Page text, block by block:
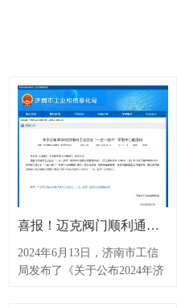
网络化、智能化转型升级，实
现高质量发展的重要举措。迈
克阀门将持续深化智能化改
造，提升生产效率和产品质
量，以更加开放的姿态迎接挑
战，不断探索智能制造的新境
界，…
喜报！迈克阀门顺利通过2024年济南市工业企业“一企一技术”研发中心认定！
2024年6月13日，济南市工信
局发布了《关于公布2024年济